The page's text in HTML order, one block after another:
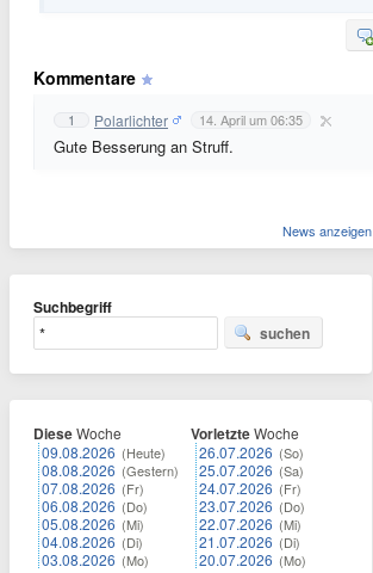
Kommentare
1 Polarlichter 14. April um 06:35
Gute Besserung an Struff.
News anzeigen
Suchbegriff
suchen
DieseWoche
09.08.2026 (Heute)
08.08.2026 (Gestern)
07.08.2026 (Fr)
06.08.2026 (Do)
05.08.2026 (Mi)
04.08.2026 (Di)
03.08.2026 (Mo)
VorletzteWoche
26.07.2026 (So)
25.07.2026 (Sa)
24.07.2026 (Fr)
23.07.2026 (Do)
22.07.2026 (Mi)
21.07.2026 (Di)
20.07.2026 (Mo)